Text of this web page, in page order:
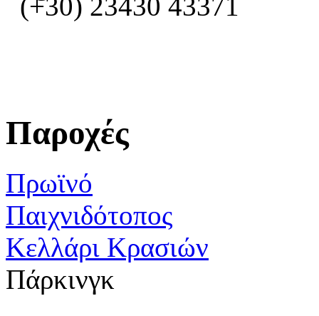
(+30) 23430 43371
Παροχές
Πρωϊνό
Παιχνιδότοπος
Κελλάρι Κρασιών
Πάρκινγκ